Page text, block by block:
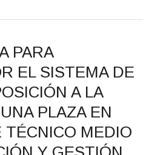
PARA
EL SISTEMA DE
A LA
PLAZA EN
TÉCNICO MEDIO